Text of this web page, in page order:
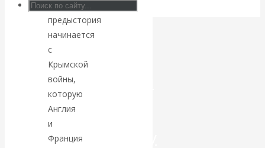
Искусственный
интеллект —
революционный
переход к
посткапитализму
его
предыстория
начинается
с
Крымской
войны,
которую
Англия
и
Франция